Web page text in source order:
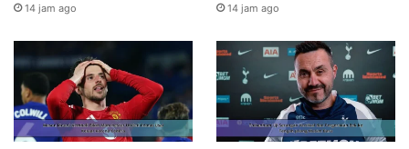
14 jam ago 14 jam ago